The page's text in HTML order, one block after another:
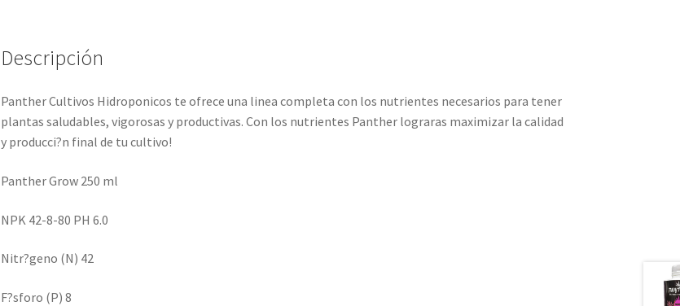
Descripción
Panther Cultivos Hidroponicos te ofrece una linea completa con los nutrientes necesarios para tener
plantas saludables, vigorosas y productivas. Con los nutrientes Panther lograras maximizar la calidad
y producci?n final de tu cultivo!
Panther Grow 250 ml
NPK 42-8-80 PH 6.0
Nitr?geno (N) 42
F?sforo (P) 8